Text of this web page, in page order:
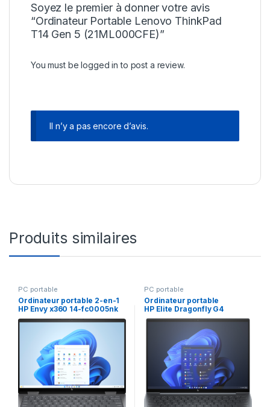
Soyez le premier à donner votre avis
“Ordinateur Portable Lenovo ThinkPad
T14 Gen 5 (21ML000CFE)”
You must belogged in to post a review.
Il n’y a pas encore d’avis.
Produits similaires
PC portable
Ordinateur portable 2-en-1
HP Envy x360 14-fc0005nk
(AY2T6EA)
PC portable
Ordinateur portable
HP Elite Dragonfly G4
(96Z82ET)